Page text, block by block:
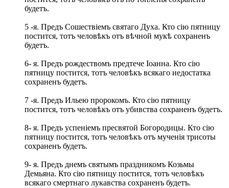
будетъ.
5 -я. Предъ Сошествіемъ святаго Духа. Кто сію пятницу
постится, тотъ человѣкъ отъ вѣчной мукѣ сохраненъ
будетъ.
6- я. Предъ рождествомъ предтече Іоанна. Кто сію
пятницу постится, тотъ человѣкъ всякаго недостатка
сохраненъ будетъ.
7 -я. Предъ Ильею пророкомъ. Кто сію пятницу
постится, тотъ человѣкъ отъ убивства сохраненъ будетъ.
8- я. Предъ успеніемъ пресвятой Богородицы. Кто сію
пятницу постится, тотъ человѣкъ отъ мученія трисоты
сохраненъ будетъ.
9- я. Предъ днемъ святымъ праздникомъ Козьмы
Демьяна. Кто сію пятницу постится, тотъ человѣкъ
всякаго смертнаго лукавства сохраненъ будетъ.